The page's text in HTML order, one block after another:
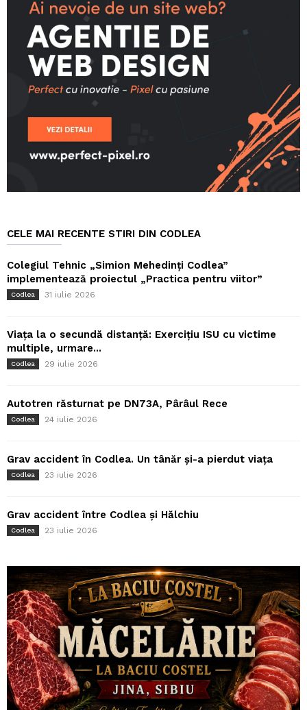
CELE MAI RECENTE STIRI DIN CODLEA
Colegiul Tehnic „Simion Mehedinți Codlea”
implementează proiectul „Practica pentru viitor”
Codlea 31 iulie 2026
Viața la o secundă distanță: Exercițiu ISU cu victime
multiple, urmare...
Codlea 29 iulie 2026
Autotren răsturnat pe DN73A, Pârâul Rece
Codlea 24 iulie 2026
Grav accident în Codlea. Un tânăr și-a pierdut viața
Codlea 23 iulie 2026
Grav accident între Codlea și Hălchiu
Codlea 23 iulie 2026